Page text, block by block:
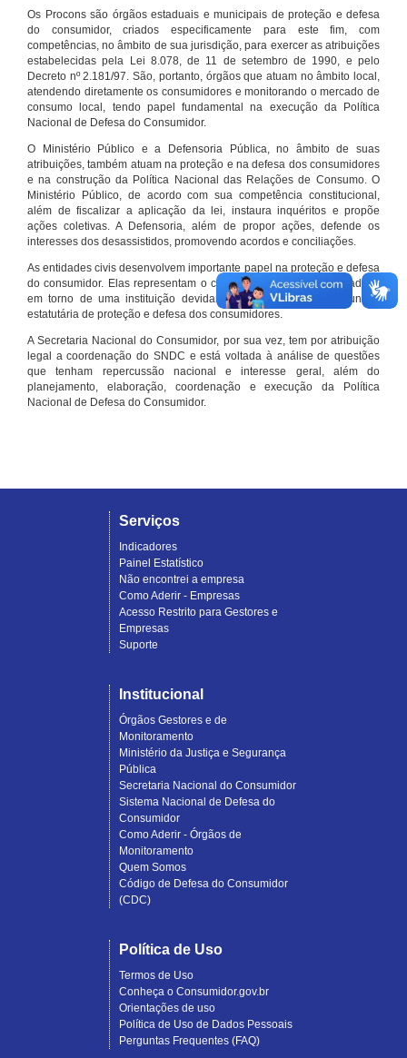
Os Procons são órgãos estaduais e municipais de proteção e defesa
do consumidor, criados especificamente para este fim, com
competências, no âmbito de sua jurisdição, para exercer as atribuições
estabelecidas pela Lei 8.078, de 11 de setembro de 1990, e pelo
Decreto nº 2.181/97. São, portanto, órgãos que atuam no âmbito local,
atendendo diretamente os consumidores e monitorando o mercado de
consumo local, tendo papel fundamental na execução da Política
Nacional de Defesa do Consumidor.
O Ministério Público e a Defensoria Pública, no âmbito de suas
atribuições, também atuam na proteção e na defesa dos consumidores
e na construção da Política Nacional das Relações de Consumo. O
Ministério Público, de acordo com sua competência constitucional,
além de fiscalizar a aplicação da lei, instaura inquéritos e propõe
ações coletivas. A Defensoria, além de propor ações, defende os
interesses dos desassistidos, promovendo acordos e conciliações.
As entidades civis desenvolvem importante papel na proteção e defesa
do consumidor. Elas representam o conjunto organizado de cidadãos
em torno de uma instituição devidamente registrada e com função
estatutária de proteção e defesa dos consumidores.
A Secretaria Nacional do Consumidor, por sua vez, tem por atribuição
legal a coordenação do SNDC e está voltada à análise de questões
que tenham repercussão nacional e interesse geral, além do
planejamento, elaboração, coordenação e execução da Política
Nacional de Defesa do Consumidor.
Serviços
Indicadores
Painel Estatístico
Não encontrei a empresa
Como Aderir - Empresas
Acesso Restrito para Gestores e
Empresas
Suporte
Institucional
Órgãos Gestores e de
Monitoramento
Ministério da Justiça e Segurança
Pública
Secretaria Nacional do Consumidor
Sistema Nacional de Defesa do
Consumidor
Como Aderir - Órgãos de
Monitoramento
Quem Somos
Código de Defesa do Consumidor
(CDC)
Política de Uso
Termos de Uso
Conheça o Consumidor.gov.br
Orientações de uso
Política de Uso de Dados Pessoais
Perguntas Frequentes (FAQ)